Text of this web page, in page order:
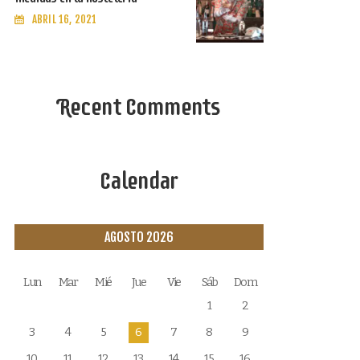
ABRIL 16, 2021
Recent Comments
Calendar
AGOSTO 2026
Lun Mar Mié Jue Vie Sáb
Dom
1
2
3
4 5 6 7 8
9